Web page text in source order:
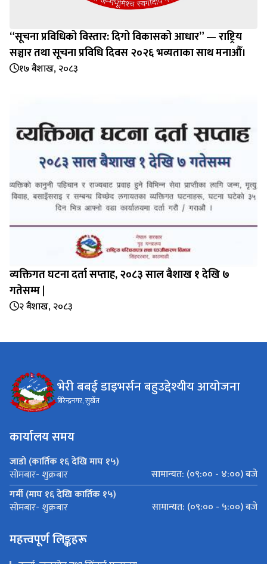
“सूचना प्रविधिको विस्तार: दिगो विकासको आधार” — राष्ट्रिय
सञ्चार तथा सूचना प्रविधि दिवस २०२६ भव्यताका साथ मनाऔँ।
१७ बैशाख, २०८३
व्यक्तिगत घटना दर्ता सप्‍ताह, २०८३ साल बैशाख १ देखि ७
गतेसम्म |
२ बैशाख, २०८३
भेरी बबई डाइभर्सन बहुउद्देश्यीय आयोजना
बिरेन्द्रनगर, सुर्खेत
कार्यालय समय
जाडो (कार्तिक १६ देखि माघ १५)
सोमबार- शुक्रबार
सामान्यत: (०९:०० - ४:००) बजे
गर्मी (माघ १६ देखि कार्तिक १५)
सोमबार- शुक्रबार सामान्यत: (०९:०० - ५:००) बजे
महत्त्वपूर्ण लिङ्कहरू